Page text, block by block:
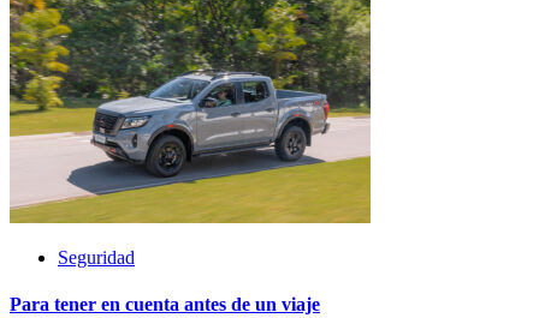
Seguridad
Para tener en cuenta antes de un viaje